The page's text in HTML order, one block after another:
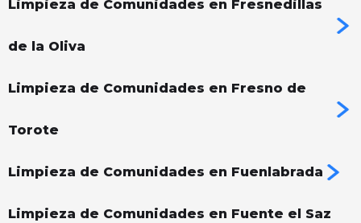
Limpieza de Comunidades en Fresnedillas
de la Oliva
Limpieza de Comunidades en Fresno de
Torote
Limpieza de Comunidades en Fuenlabrada
Limpieza de Comunidades en Fuente el Saz